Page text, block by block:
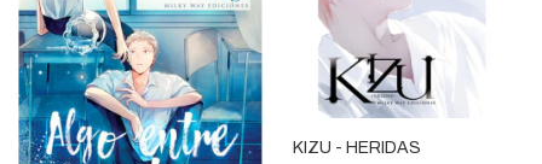
KIZU - HERIDAS